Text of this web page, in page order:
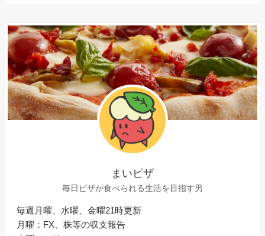
まいピザ
毎日ピザが食べられる生活を目指す男
毎週月曜、水曜、金曜21時更新
月曜：FX、株等の収支報告